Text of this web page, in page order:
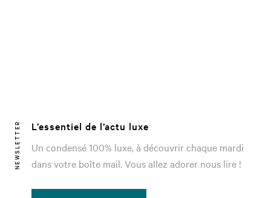
NEWSLETTER
L’essentiel de l’actu luxe
Un condensé 100% luxe, à découvrir chaque mardi
dans votre boîte mail. Vous allez adorer nous lire !